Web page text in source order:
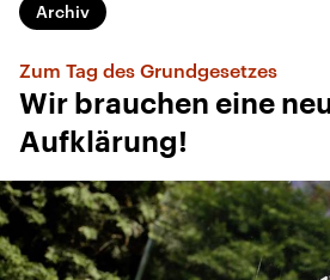
Archiv
Zum Tag des Grundgesetzes
Wir brauchen eine
Aufklärung!